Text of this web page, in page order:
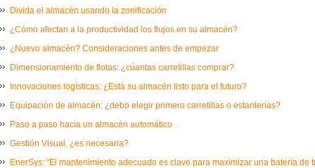
Divida el almacén usando la zonificación
¿Cómo afectan a la productividad los flujos en su almacén?
¿Nuevo almacén? Consideraciones antes de empezar
Dimensionamiento de flotas: ¿cúantas carretillas comprar?
Innovaciones logísticas: ¿Está su almacén listo para el futuro?
Equipación de almacén: ¿debo elegir primero carretillas o estanterías?
Paso a paso hacia un almacén automático
Gestión Visual, ¿es necesaria?
EnerSys: “El mantenimiento adecuado es clave para maximizar una batería de